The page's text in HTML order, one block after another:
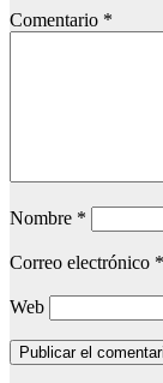
Comentario *
Nombre *
Correo electrónico *
Web